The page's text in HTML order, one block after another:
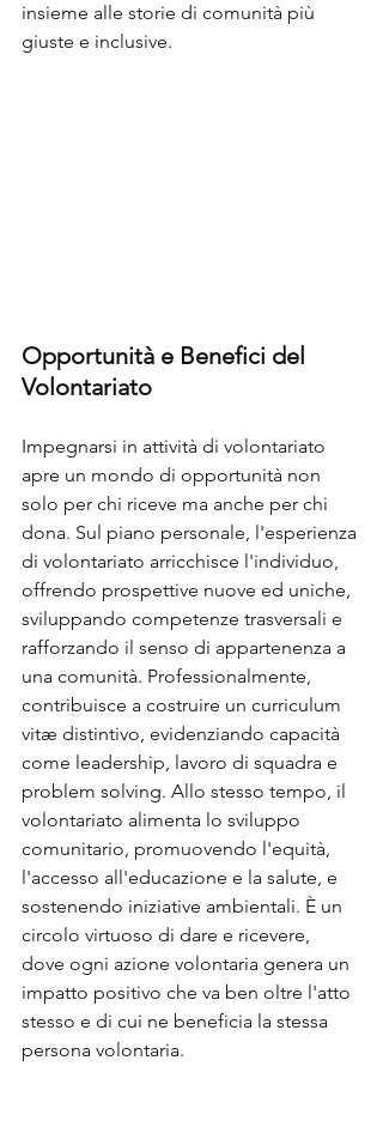
insieme alle storie di comunità più
giuste e inclusive.
Opportunità e Benefici del
Volontariato
Impegnarsi in attività di volontariato
apre un mondo di opportunità non
solo per chi riceve ma anche per chi
dona. Sul piano personale, l'esperienza
di volontariato arricchisce l'individuo,
offrendo prospettive nuove ed uniche,
sviluppando competenze trasversali e
rafforzando il senso di appartenenza a
una comunità. Professionalmente,
contribuisce a costruire un curriculum
vitæ distintivo, evidenziando capacità
come leadership, lavoro di squadra e
problem solving. Allo stesso tempo, il
volontariato alimenta lo sviluppo
comunitario, promuovendo l'equità,
l'accesso all'educazione e la salute, e
sostenendo iniziative ambientali. È un
circolo virtuoso di dare e ricevere,
dove ogni azione volontaria genera un
impatto positivo che va ben oltre l'atto
stesso e di cui ne beneficia la stessa
persona volontaria.